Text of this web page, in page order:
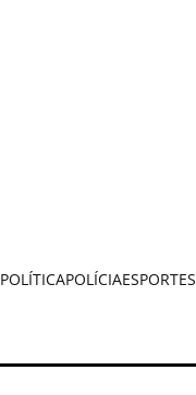
POLÍTICAPOLÍCIAESPORTES